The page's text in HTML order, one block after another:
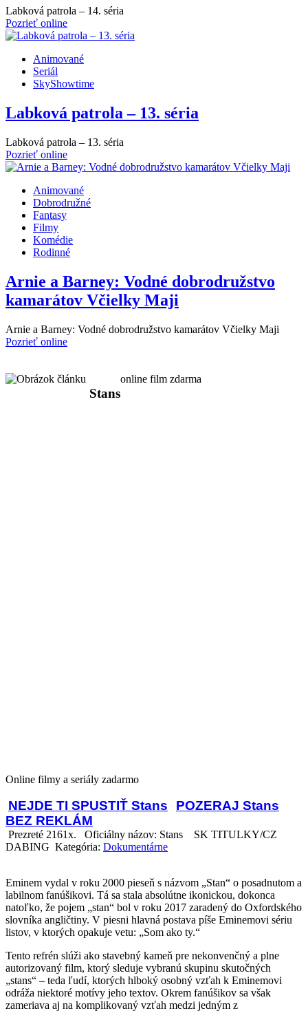
Labková patrola – 14. séria
Pozrieť online
Animované
Seriál
SkyShowtime
Labková patrola – 13. séria
Labková patrola – 13. séria
Pozrieť online
Animované
Dobrodružné
Fantasy
Filmy
Komédie
Rodinné
Arnie a Barney: Vodné dobrodružstvo
kamarátov Včielky Maji
Arnie a Barney: Vodné dobrodružstvo kamarátov Včielky Maji
Pozrieť online
Stans
online film zdarma
Online filmy a seriály zadarmo
NEJDE TI SPUSTIŤ Stans
POZERAJ Stans
BEZ REKLÁM
Prezreté 2161x. Oficiálny názov: Stans
SK TITULKY/CZ
DABING Kategória: Dokumentárne
Eminem vydal v roku 2000 pieseň s názvom „Stan“ o posadnutom a
labilnom fanúšikovi. Tá sa stala absolútne ikonickou, dokonca
natoľko, že pojem „stan“ bol v roku 2017 zaradený do Oxfordského
slovníka angličtiny. V piesni hlavná postava píše Eminemovi sériu
listov, v ktorých opakuje vetu: „Som ako ty.“
Tento refrén slúži ako stavebný kameň pre nekonvenčný a plne
autorizovaný film, ktorý sleduje vybranú skupinu skutočných
„stans“ – teda ľudí, ktorých hlboký osobný vzťah k Eminemovi
odráža niektoré motívy jeho textov. Okrem fanúšikov sa však
zameriava aj na komplikovaný vzťah medzi jedným z